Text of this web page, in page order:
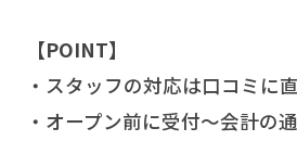
【POINT】
・スタッフの対応は口コミに
・オープン前に受付〜会計の